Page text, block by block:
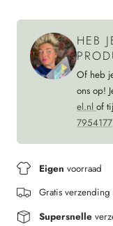
DENNEN
HEB
Of heb
ons op!
el.nl of
7954177
Eigen voorraad
Gratis verzending
Supersnelle